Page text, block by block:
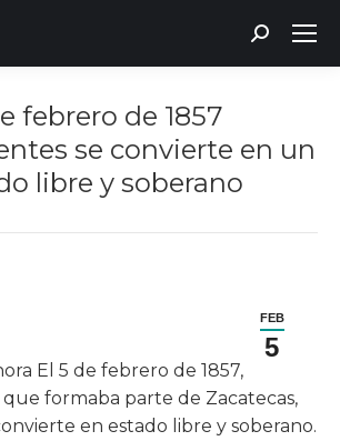
Buscar:
febrero de 1857
se convierte en un
libre y soberano
FEB
5
El 5 de febrero de 1857,
formaba parte de Zacatecas,
en estado libre y soberano.